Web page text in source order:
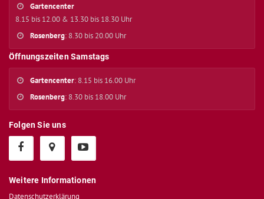
Gartencenter
8.15 bis 12.00 & 13.30 bis 18.30 Uhr
Rosenberg: 8.30 bis 20.00 Uhr
Öffnungszeiten Samstags
Gartencenter: 8.15 bis 16.00 Uhr
Rosenberg: 8.30 bis 18.00 Uhr
Folgen Sie uns
Weitere Informationen
Datenschutzerklärung